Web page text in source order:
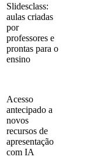
Slidesclass:
aulas criadas
por
professores e
prontas para o
ensino
Acesso
antecipado a
novos
recursos de
apresentação
com IA